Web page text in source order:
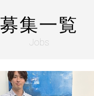
募集一覧
Jobs